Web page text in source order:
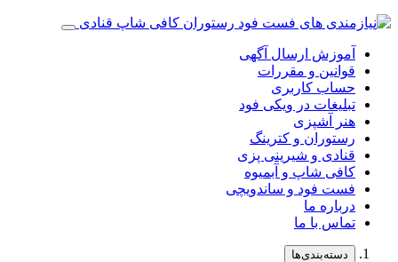
آموزش ارسال آگهی
قوانین و مقررات
حساب کاربری
تبلیغات در ویکی فود
هنر آشپزی
رستوران و کترینگ
قنادی و شیرینی پزی
کافی شاپ و آبمیوه
فست فود و ساندویچی
درباره ما
تماس با ما
دسته‌بندی‌ها